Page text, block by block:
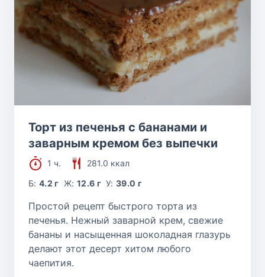
Торт из печенья с бананами и
заварным кремом без выпечки
1 ч.
281.0 ккал
Б:4.2 г Ж: 12.6 г У:39.0 г
Простой рецепт быстрого торта из
печенья. Нежный заварной крем, свежие
бананы и насыщенная шоколадная глазурь
делают этот десерт хитом любого
чаепития.